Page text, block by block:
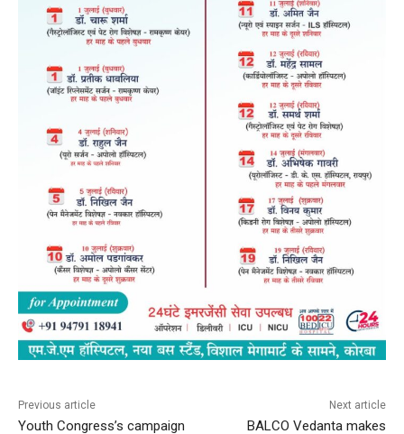
Previous article
Youth Congress’s campaign
Next article
BALCO Vedanta makes